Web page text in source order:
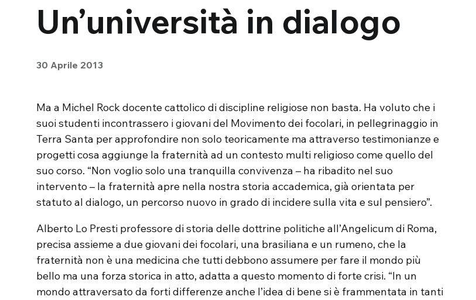
Un’università in dialogo
30 Aprile 2013
Ma a Michel Rock docente cattolico di discipline religiose non basta. Ha voluto che i
suoi studenti incontrassero i giovani del Movimento dei focolari, in pellegrinaggio in
Terra Santa per approfondire non solo teoricamente ma attraverso testimonianze e
progetti cosa aggiunge la fraternità ad un contesto multi religioso come quello del
suo corso. “Non voglio solo una tranquilla convivenza – ha ribadito nel suo
intervento – la fraternità apre nella nostra storia accademica, già orientata per
statuto al dialogo, un percorso nuovo in grado di incidere sulla vita e sul pensiero”.
Alberto Lo Presti professore di storia delle dottrine politiche all’Angelicum di Roma,
precisa assieme a due giovani dei focolari, una brasiliana e un rumeno, che la
fraternità non è una medicina che tutti debbono assumere per fare il mondo più
bello ma una forza storica in atto, adatta a questo momento di forte crisi. “In un
mondo attraversato da forti differenze anche l’idea di bene si è frammentata in tanti